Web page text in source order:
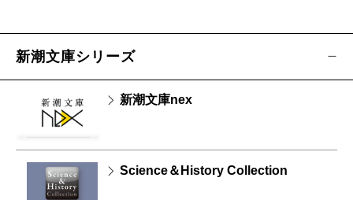
新潮文庫シリーズ
新潮文庫nex
Science＆History Collection